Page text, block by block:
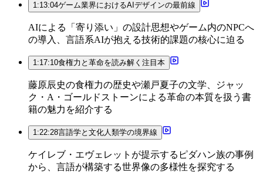
1:13:04ゲーム業界におけるAIデザインの最前線
AIによる「寄り添い」の設計思想やゲーム内のNPCへ
の導入、言語系AIが抱える技術的課題の核心に迫る
1:17:10食権力と革命を読み解く注目本
藤原辰史の食権力の歴史や瀬戸夏子の文学、ジャッ
ク・A・ゴールドストーンによる革命の本質を扱う書
籍の魅力を紹介する
1:22:28言語学と文化人類学の境界線
ケイレブ・エヴェレットが提示するピダハン族の事例
から、言語が構築する世界像の多様性を探究する